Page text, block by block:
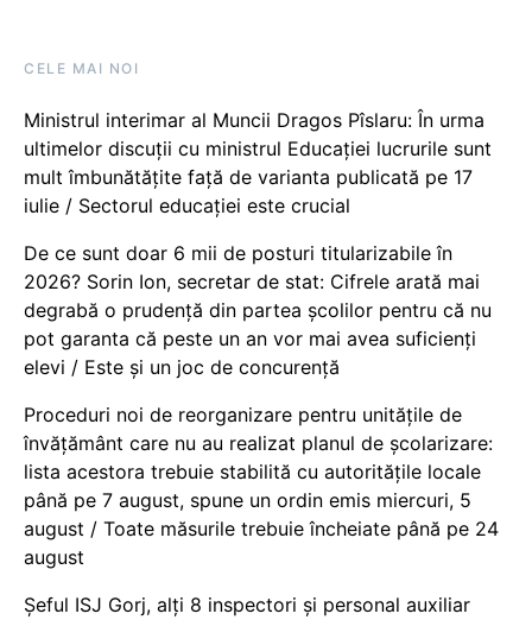
CELE MAI NOI
Ministrul interimar al Muncii Dragos Pîslaru: În urma
ultimelor discuții cu ministrul Educației lucrurile sunt
mult îmbunătățite față de varianta publicată pe 17
iulie / Sectorul educației este crucial
De ce sunt doar 6 mii de posturi titularizabile în
2026? Sorin Ion, secretar de stat: Cifrele arată mai
degrabă o prudență din partea școlilor pentru că nu
pot garanta că peste un an vor mai avea suficienți
elevi / Este și un joc de concurență
Proceduri noi de reorganizare pentru unitățile de
învățământ care nu au realizat planul de școlarizare:
lista acestora trebuie stabilită cu autoritățile locale
până pe 7 august, spune un ordin emis miercuri, 5
august / Toate măsurile trebuie încheiate până pe 24
august
Șeful ISJ Gorj, alți 8 inspectori și personal auxiliar